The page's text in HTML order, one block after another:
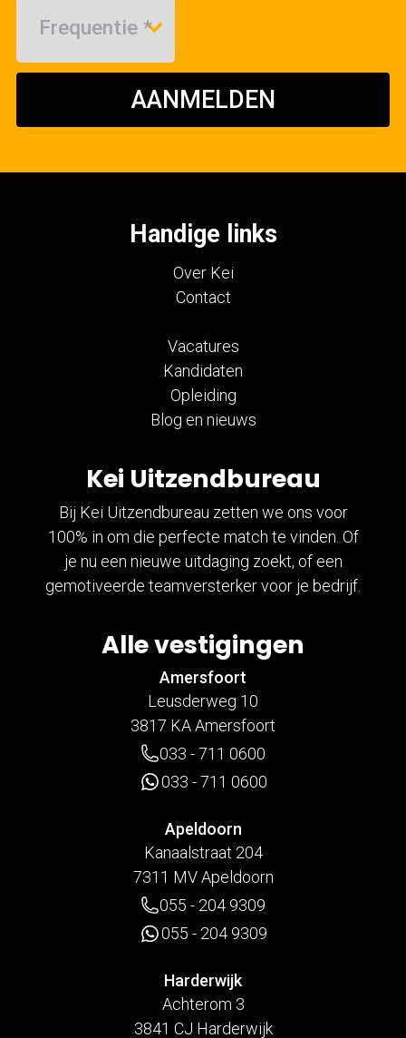
AANMELDEN
Kei Uitzendbureau
Bij Kei Uitzendbureau zetten we ons voor
100% in om die perfecte match te vinden. Of
je nu een nieuwe uitdaging zoekt, of een
gemotiveerde teamversterker voor je bedrijf.
Alle vestigingen
Amersfoort
Leusderweg 10
3817 KA Amersfoort
033 - 711 0600
033 - 711 0600
Apeldoorn
Kanaalstraat 204
7311 MV Apeldoorn
055 - 204 9309
055 - 204 9309
Harderwijk
Achterom 3
3841 CJ Harderwijk
Handige links
Over Kei
Contact
Vacatures
Kandidaten
Opleiding
Blog en nieuws